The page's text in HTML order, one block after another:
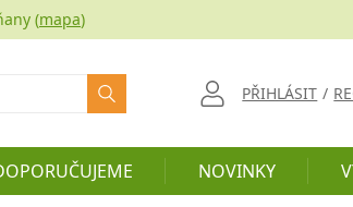
(mapa)
PŘIHLÁSIT /
NOVINKY